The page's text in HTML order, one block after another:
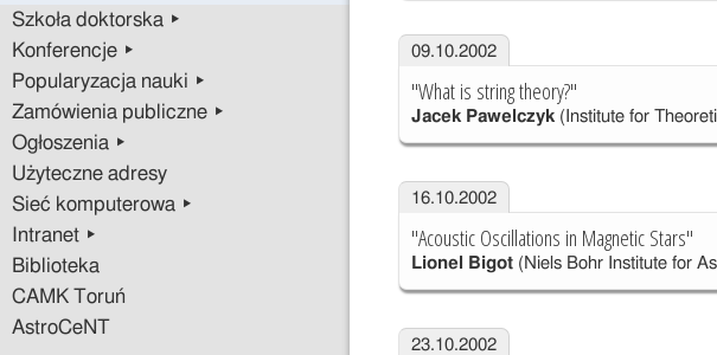
Szkoła doktorska ▸
Konferencje ▸
Popularyzacja nauki ▸
Zamówienia publiczne ▸
Ogłoszenia ▸
Użyteczne adresy
Sieć komputerowa ▸
Intranet ▸
Biblioteka
CAMK Toruń
AstroCeNT
09.10.2002
"What is string theory?"
Jacek Pawelczyk(Institute for
16.10.2002
"Acoustic Oscillations in Magnetic Stars"
Lionel Bigot(Niels Bohr Institute for
23.10.2002